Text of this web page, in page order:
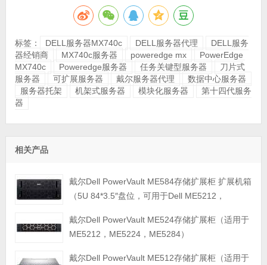
标签： DELL服务器MX740c DELL服务器代理
DELL服务
器经销商
MX740c服务器 poweredge mx
PowerEdge
MX740c
Poweredge服务器 任务关键型服务器
刀片式
服务器
可扩展服务器 戴尔服务器代理
数据中心服务器
服务器托架
机架式服务器 模块化服务器
第十四代服务
器
相关产品
戴尔Dell PowerVault ME584存储扩展柜 扩展机箱
（5U 84*3.5″盘位，可用于Dell ME5212，
戴尔Dell PowerVault ME524存储扩展柜（适用于
ME5212，ME5224，ME5284）
戴尔Dell PowerVault ME512存储扩展柜（适用于